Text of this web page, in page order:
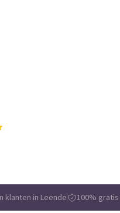
beste verhuisliften in
vrijblijvend
uur reactie
klanten in Leende 100%